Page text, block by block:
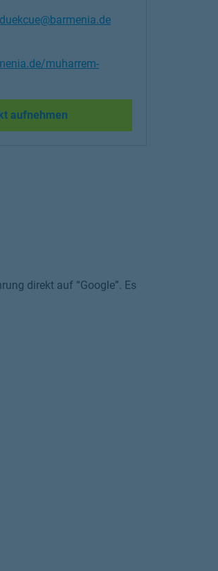
muharrem-
aufnehmen
Link Opens in New Tab
direkt auf “Google”. Es